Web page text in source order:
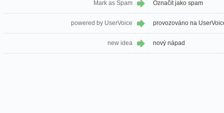
Mark as Spam Označit jako spam
powered by UserVoice provozováno na
new idea nový nápad